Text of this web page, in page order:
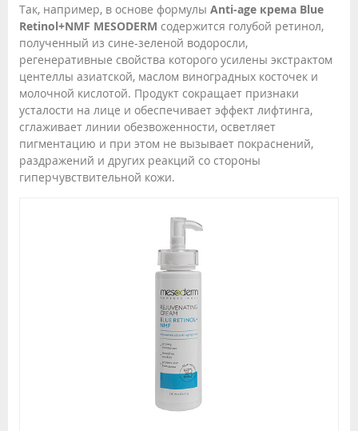
Так, например, в основе формулы Anti-age крема Blue
Retinol+NMF MESODERM содержится голубой ретинол,
полученный из сине-зеленой водоросли,
регенеративные свойства которого усилены экстрактом
центеллы азиатской, маслом виноградных косточек и
молочной кислотой. Продукт сокращает признаки
усталости на лице и обеспечивает эффект лифтинга,
сглаживает линии обезвоженности, осветляет
пигментацию и при этом не вызывает покраснений,
раздражений и других реакций со стороны
гиперчувствительной кожи.